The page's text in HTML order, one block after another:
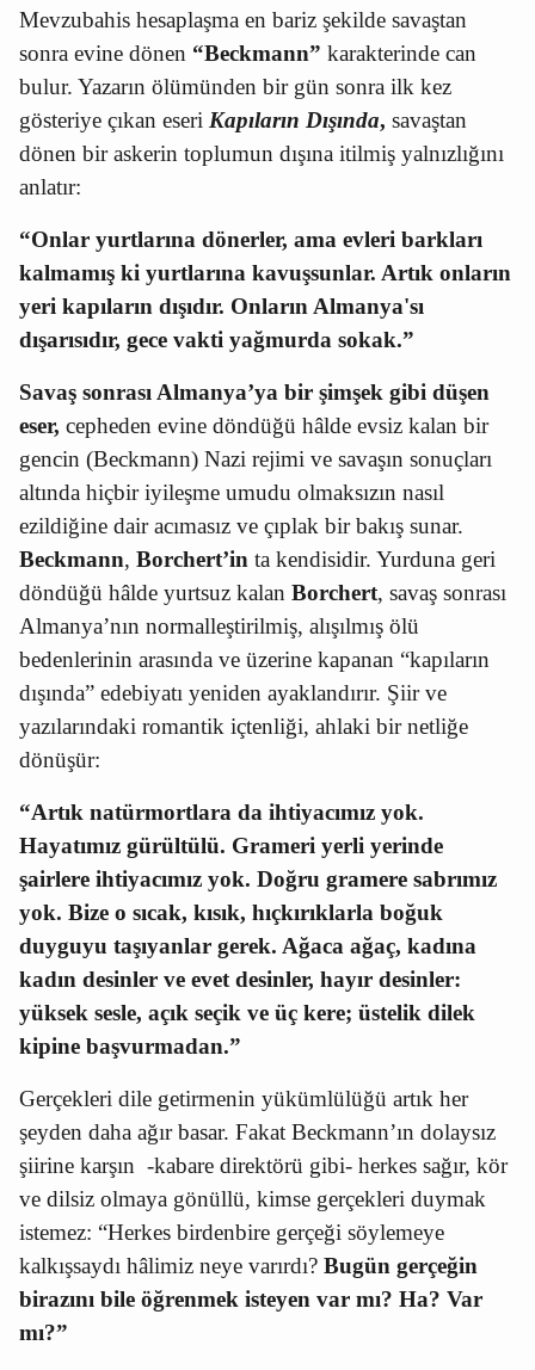
Mevzubahis hesaplaşma en bariz şekilde savaştan
sonra evine dönen “Beckmann” karakterinde can
bulur. Yazarın ölümünden bir gün sonra ilk kez
gösteriye çıkan eseri Kapıların Dışında, savaştan
dönen bir askerin toplumun dışına itilmiş yalnızlığını
anlatır:
“Onlar yurtlarına dönerler, ama evleri barkları
kalmamış ki yurtlarına kavuşsunlar. Artık onların
yeri kapıların dışıdır. Onların Almanya'sı
dışarısıdır, gece vakti yağmurda sokak.”
Savaş sonrası Almanya’ya bir şimşek gibi düşen
eser, cepheden evine döndüğü hâlde evsiz kalan bir
gencin (Beckmann) Nazi rejimi ve savaşın sonuçları
altında hiçbir iyileşme umudu olmaksızın nasıl
ezildiğine dair acımasız ve çıplak bir bakış sunar.
Beckmann, Borchert’in ta kendisidir. Yurduna geri
döndüğü hâlde yurtsuz kalan Borchert, savaş sonrası
Almanya’nın normalleştirilmiş, alışılmış ölü
bedenlerinin arasında ve üzerine kapanan “kapıların
dışında” edebiyatı yeniden ayaklandırır. Şiir ve
yazılarındaki romantik içtenliği, ahlaki bir netliğe
dönüşür:
“Artık natürmortlara da ihtiyacımız yok.
Hayatımız gürültülü. Grameri yerli yerinde
şairlere ihtiyacımız yok. Doğru gramere sabrımız
yok. Bize o sıcak, kısık, hıçkırıklarla boğuk
duyguyu taşıyanlar gerek. Ağaca ağaç, kadına
kadın desinler ve evet desinler, hayır desinler:
yüksek sesle, açık seçik ve üç kere; üstelik dilek
kipine başvurmadan.”
Gerçekleri dile getirmenin yükümlülüğü artık her
şeyden daha ağır basar. Fakat Beckmann’ın dolaysız
şiirine karşın -kabare direktörü gibi- herkes sağır, kör
ve dilsiz olmaya gönüllü, kimse gerçekleri duymak
istemez: “Herkes birdenbire gerçeği söylemeye
kalkışsaydı hâlimiz neye varırdı? Bugün gerçeğin
birazını bile öğrenmek isteyen var mı? Ha? Var
mı?”